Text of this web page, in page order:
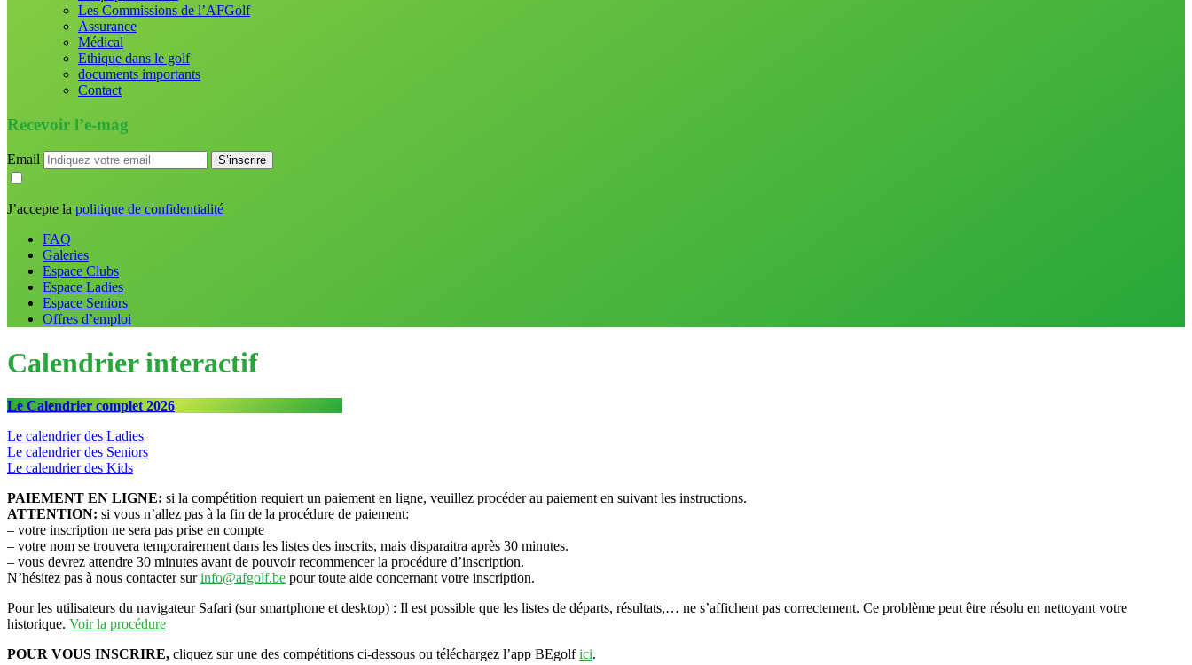
Les Commissions de l’AFGolf
Assurance
Médical
Ethique dans le golf
documents importants
Contact
Recevoir l’e-mag
Email
J’accepte la politique de confidentialité
FAQ
Galeries
Espace Clubs
Espace Ladies
Espace Seniors
Offres d’emploi
Calendrier interactif
Le Calendrier complet 2026
Le calendrier des Ladies
Le calendrier des Seniors
Le calendrier des Kids
PAIEMENT EN LIGNE: si la compétition requiert un paiement en ligne, veuillez procéder au paiement en suivant les instructions.
ATTENTION: si vous n’allez pas à la fin de la procédure de paiement:
– votre inscription ne sera pas prise en compte
– votre nom se trouvera temporairement dans les listes des inscrits, mais disparaitra après 30 minutes.
– vous devrez attendre 30 minutes avant de pouvoir recommencer la procédure d’inscription.
N’hésitez pas à nous contacter surinfo@afgolf.be pour toute aide concernant votre inscription.
Pour les utilisateurs du navigateur Safari (sur smartphone et desktop) : Il est possible que les listes de départs, résultats,… ne s’affichent pas correctement. Ce problème peut être résolu en nettoyant votre
historique. Voir la procédure
POUR VOUS INSCRIRE, cliquez sur une des compétitions ci-dessous ou téléchargez l’app BEgolfici.